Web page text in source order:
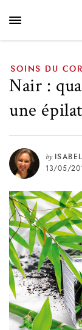
SOINS DU
Nair :
une
by
13/05/